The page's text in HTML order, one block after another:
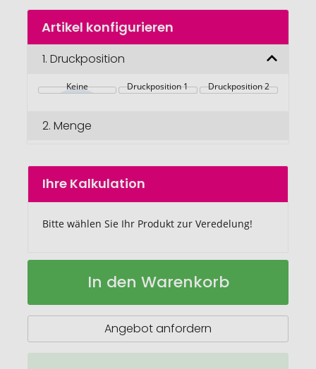
Zum
Anfang
Bildgalerie
Artikel konfigurieren
1. Druckposition
Keine Druckposition 1 Druckposition 2
2. Menge
Ihre Kalkulation
Bitte wählen Sie Ihr Produkt zur Veredelung!
Sitzkissen
In den Warenkorb
Angebot anfordern